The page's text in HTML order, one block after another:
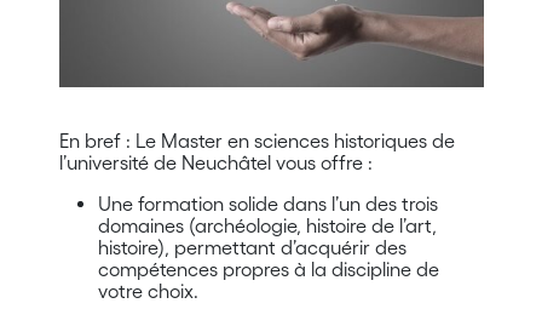
En bref : Le Master en sciences historiques de
l’université de Neuchâtel vous offre :
Une formation solide dans l’un des trois
domaines (archéologie, histoire de l’art,
histoire), permettant d’acquérir des
compétences propres à la discipline de
votre choix.